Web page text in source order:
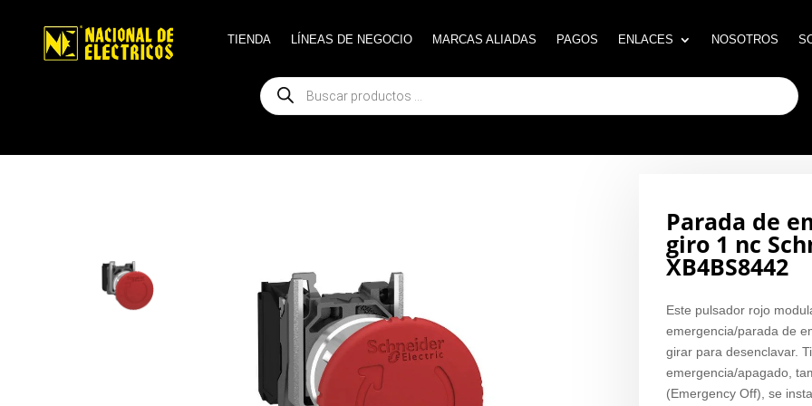
TIENDA LÍNEAS DE NEGOCIO MARCAS ALIADAS PAGOS ENLACES NOSOTROS
Búsqueda
de
productos
TIENDA LÍNEAS DE NEGOCIO MARCAS ALIADAS PAGOS ENLACES NOSOTROS
Búsqueda
de
productos
Parada de
giro 1 nc
XB4BS8442
Este pulsador rojo
emergencia/parada de
girar para desenclavar.
emergencia/apagado,
(Emergency Off), se